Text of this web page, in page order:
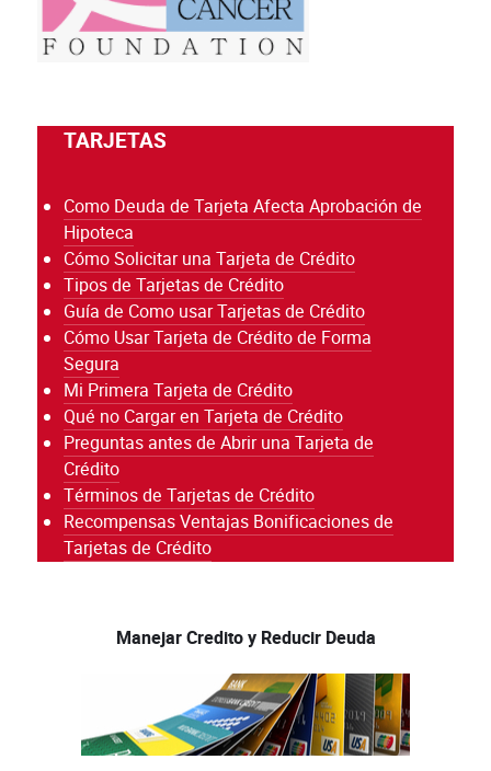
TARJETAS
Como Deuda de Tarjeta Afecta Aprobación de
Hipoteca
Cómo Solicitar una Tarjeta de Crédito
Tipos de Tarjetas de Crédito
Guía de Como usar Tarjetas de Crédito
Cómo Usar Tarjeta de Crédito de Forma
Segura
Mi Primera Tarjeta de Crédito
Qué no Cargar en Tarjeta de Crédito
Preguntas antes de Abrir una Tarjeta de
Crédito
Términos de Tarjetas de Crédito
Recompensas Ventajas Bonificaciones de
Tarjetas de Crédito
Manejar Credito y Reducir Deuda